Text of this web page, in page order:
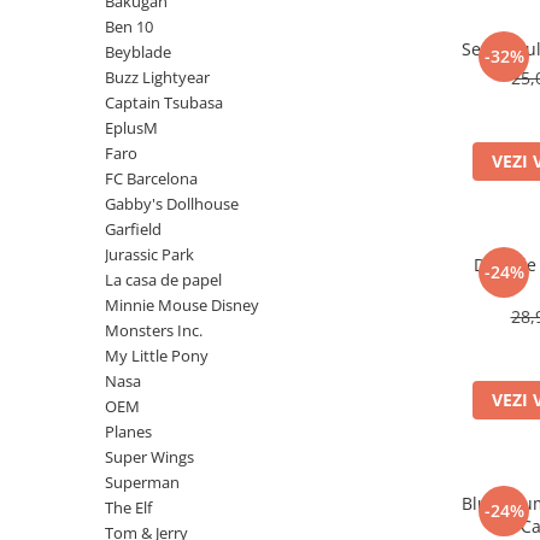
Power Players
SuperZings
Dragon Ball
Super Mario
Hot Wheels
Looney Tunes
Nightmare before Christmas
SpongeBob
Red Bull Racing
Jurassic Park
Ricky Zoom
Monsters Inc.
Wednesday
Shimmer and Shine
Looney Tunes
LOL SURPRISE
L.O.L Surprise!
Dora the Explorer
Jurassic World
Doc McStuffins
Na! Na! Na! Surprise
Wednesday
My Little Pony
Ben 10
Beyblade
Buzz Lightyear
Captain Tsubasa
EplusM
Faro
FC Barcelona
Gabby's Dollhouse
Garfield
Jurassic Park
La casa de papel
Minnie Mouse Disney
Monsters Inc.
My Little Pony
Nasa
OEM
Planes
Super Wings
Superman
The Elf
Tom & Jerry
-32%
Set
VEZI
-24%
Dres
VEZI
-24%
Bluza